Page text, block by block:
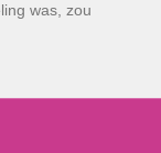
was, zou